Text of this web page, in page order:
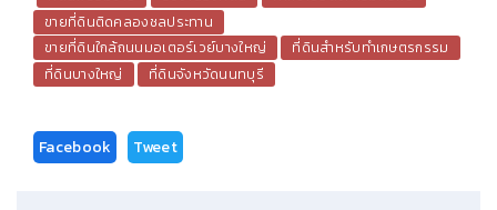
ขายที่ดินติดคลองชลประทาน
ขายที่ดินใกล้ถนนมอเตอร์เวย์บางใหญ่
ที่ดินสำหรับทำเกษตรกรรม
ที่ดินบางใหญ่
ที่ดินจังหวัดนนทบุรี
Facebook Tweet